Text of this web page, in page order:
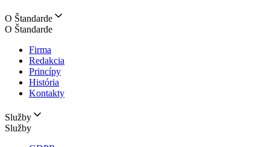
O Štandarde
O Štandarde
Firma
Redakcia
Princípy
História
Kontakty
Služby
Služby